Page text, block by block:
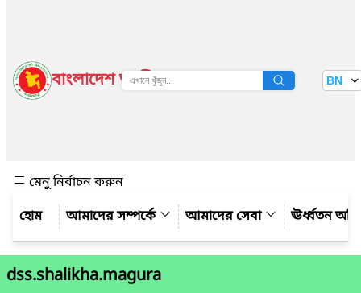
বাংলাদেশ জাতীয় তথ্য বাতায়ন BN
মেনু নির্বাচন করুন
আমাদের সম্পর্কে
আমাদের সেবা ঊর্ধ্বতন
dss.shalikha.magura